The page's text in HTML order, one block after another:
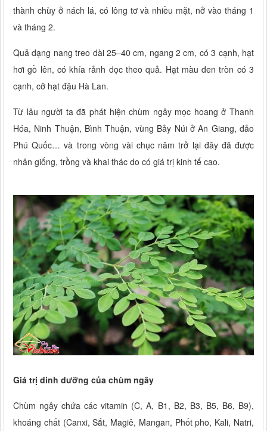
thành chùy ở nách lá, có lông tơ và nhiều mặt, nở vào tháng 1
và tháng 2.
Quả dạng nang treo dài 25–40 cm, ngang 2 cm, có 3 cạnh, hạt
hơi gồ lên, có khía rảnh dọc theo quả. Hạt màu đen tròn có 3
cạnh, cỡ hạt đậu Hà Lan.
Từ lâu người ta đã phát hiện chùm ngây mọc hoang ở Thanh
Hóa, Ninh Thuận, Bình Thuận, vùng Bảy Núi ở An Giang, đảo
Phú Quốc… và trong vòng vài chục năm trở lại đây đã được
nhân giống, trồng và khai thác do có giá trị kinh tế cao.
Giá trị dinh dưỡng của chùm ngây
Chùm ngây chứa các vitamin (C, A, B1, B2, B3, B5, B6, B9),
khoáng chất (Canxi, Sắt, Magiê, Mangan, Phốt pho, Kali, Natri,